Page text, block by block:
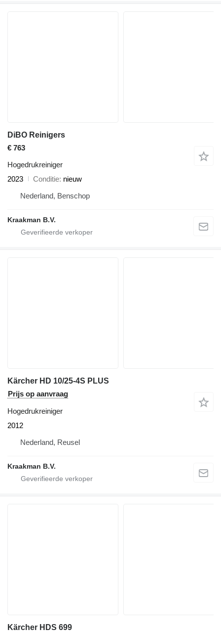
DiBO Reinigers
€ 763
Hogedrukreiniger
2023
Conditie nieuw
Nederland, Benschop
Kraakman B.V.
Kärcher HD 10/25-4S PLUS
Prijs op aanvraag
Hogedrukreiniger
2012
Nederland, Reusel
Kraakman B.V.
Kärcher HDS 699